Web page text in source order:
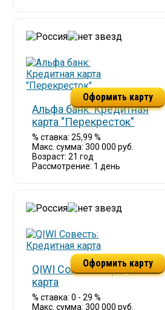
Альфа банк: Кредитная
карта "Перекресток"
% ставка: 25,99 %
Макс. сумма: 300 000 руб.
Возраст: 21 год
Рассмотрение: 1 день
Оформить карту
QIWI Совесть: Кредитная
карта
% ставка: 0 - 29 %
Макс. сумма: 300 000 руб.
Оформить карту